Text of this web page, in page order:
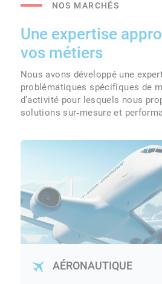
NOS MARCHÉS
Une expertise
vos métiers
Nous avons développé une
problématiques spécifiques de
d’activité pour lesquels nous
solutions sur‑mesure et
AÉRONAUTIQUE